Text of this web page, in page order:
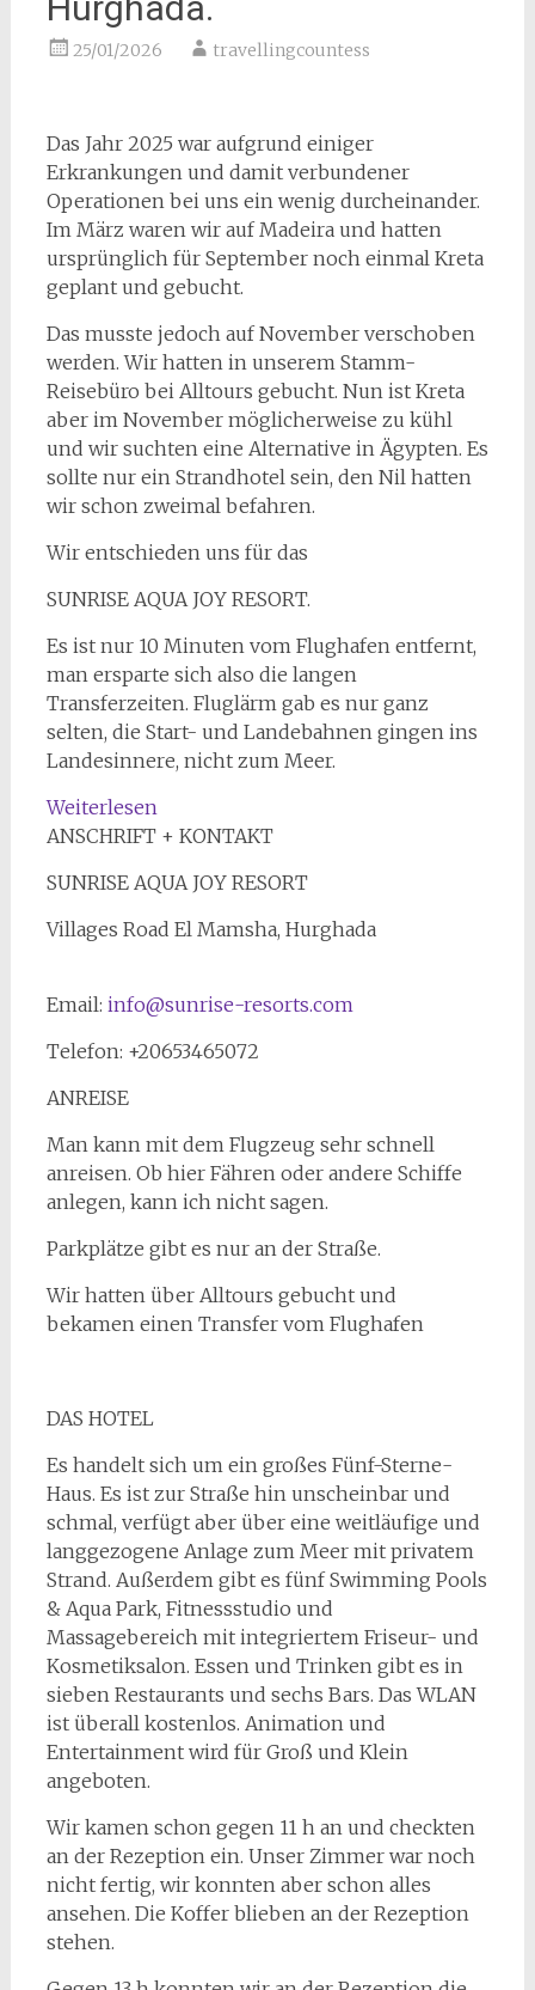
25/01/2026 travellingcountess
Das Jahr 2025 war aufgrund einiger
Erkrankungen und damit verbundener
Operationen bei uns ein wenig durcheinander.
Im März waren wir auf Madeira und hatten
ursprünglich für September noch einmal Kreta
geplant und gebucht.
Das musste jedoch auf November verschoben
werden. Wir hatten in unserem Stamm-
Reisebüro bei Alltours gebucht. Nun ist Kreta
aber im November möglicherweise zu kühl
und wir suchten eine Alternative in Ägypten. Es
sollte nur ein Strandhotel sein, den Nil hatten
wir schon zweimal befahren.
Wir entschieden uns für das
SUNRISE AQUA JOY RESORT.
Es ist nur 10 Minuten vom Flughafen entfernt,
man ersparte sich also die langen
Transferzeiten. Fluglärm gab es nur ganz
selten, die Start- und Landebahnen gingen ins
Landesinnere, nicht zum Meer.
Weiterlesen:
Weihnachtsdeko
30
°C.
Joy
Hurghada.
ANSCHRIFT + KONTAKT
SUNRISE AQUA JOY RESORT
Villages Road El Mamsha, Hurghada
Email: info@sunrise-resorts.com
Telefon: +20653465072
ANREISE
Man kann mit dem Flugzeug sehr schnell
anreisen. Ob hier Fähren oder andere Schiffe
anlegen, kann ich nicht sagen.
Parkplätze gibt es nur an der Straße.
Wir hatten über Alltours gebucht und
bekamen einen Transfer vom Flughafen
DAS HOTEL
Es handelt sich um ein großes Fünf-Sterne-
Haus. Es ist zur Straße hin unscheinbar und
schmal, verfügt aber über eine weitläufige und
langgezogene Anlage zum Meer mit privatem
Strand. Außerdem gibt es fünf Swimming Pools
& Aqua Park, Fitnessstudio und
Massagebereich mit integriertem Friseur- und
Kosmetiksalon. Essen und Trinken gibt es in
sieben Restaurants und sechs Bars. Das WLAN
ist überall kostenlos. Animation und
Entertainment wird für Groß und Klein
angeboten.
Wir kamen schon gegen 11 h an und checkten
an der Rezeption ein. Unser Zimmer war noch
nicht fertig, wir konnten aber schon alles
ansehen. Die Koffer blieben an der Rezeption
stehen.